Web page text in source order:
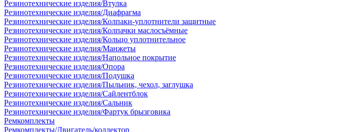
Резинотехнические изделия/Втулка
Резинотехнические изделия/Диафрагма
Резинотехнические изделия/Колпаки-уплотнители защитные
Резинотехнические изделия/Колпачки маслосъёмные
Резинотехнические изделия/Кольцо уплотнительное
Резинотехнические изделия/Манжеты
Резинотехнические изделия/Напольное покрытие
Резинотехнические изделия/Опора
Резинотехнические изделия/Подушка
Резинотехнические изделия/Пыльник, чехол, заглушка
Резинотехнические изделия/Сайлентблок
Резинотехнические изделия/Сальник
Резинотехнические изделия/Фартук брызговика
Ремкомплекты
Ремкомплекты/Двигатель/коллектор